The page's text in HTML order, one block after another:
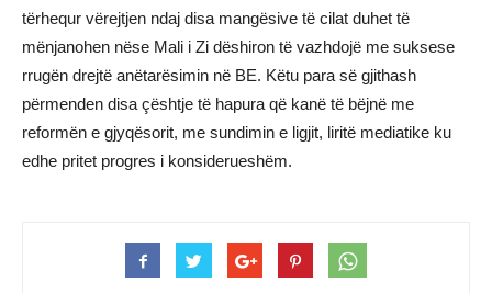
tërhequr vërejtjen ndaj disa mangësive të cilat duhet të
mënjanohen nëse Mali i Zi dëshiron të vazhdojë me suksese
rrugën drejtë anëtarësimin në BE. Këtu para së gjithash
përmenden disa çështje të hapura që kanë të bëjnë me
reformën e gjyqësorit, me sundimin e ligjit, liritë mediatike ku
edhe pritet progres i konsiderueshëm.